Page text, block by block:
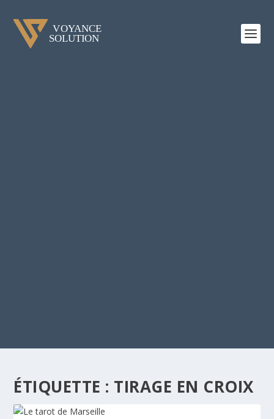
ÉTIQUETTE : TIRAGE EN CROIX